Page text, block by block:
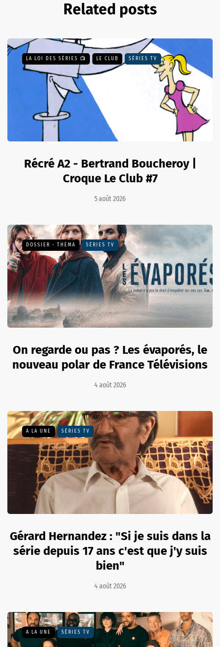
Related posts
LA LOI DES SÉRIES 📺 LE CLUB SÉRIES TV
Récré A2 - Bertrand Boucheroy |
Croque Le Club #7
5 août 2026
DOSSIER - THEMA SÉRIES TV
On regarde ou pas ? Les évaporés, le
nouveau polar de France Télévisions
4 août 2026
A LA UNE SÉRIES TV
Gérard Hernandez : "Si je suis dans la
série depuis 17 ans c'est que j'y suis
bien"
4 août 2026
A LA UNE SÉRIES TV